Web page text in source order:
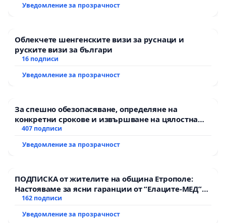
Уведомление за прозрачност
Облекчете шенгенските визи за руснаци и
руските визи за българи
16 подписи
Уведомление за прозрачност
За спешно обезопасяване, определяне на
конкретни срокове и извършване на цялостна
рехабилитация на републиканския път между
Мирово - к.к. Момин проход
407 подписи
Уведомление за прозрачност
ПОДПИСКА от жителите на община Етрополе:
Настояваме за ясни гаранции от “Елаците-МЕД”
АД и от държавата, че ще се изпълнят всички
162 подписи
Уведомление за прозрачност